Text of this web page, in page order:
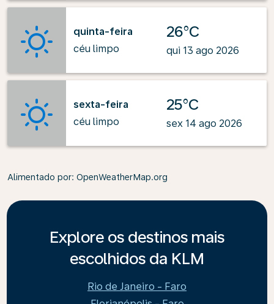
quinta-feira
céu limpo
26°C
qui 13 ago 2026
sexta-feira
céu limpo
25°C
sex 14 ago 2026
Alimentado por: OpenWeatherMap.org
Explore os destinos mais
escolhidos da KLM
Rio de Janeiro - Faro